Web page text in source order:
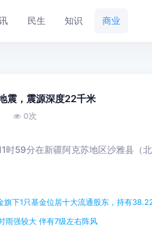
民生 知识 商业
震，震源深度22千米
0次
时59分在新疆阿克苏地区沙雅县（
旗下1只基金位居十大流通股东，持有
雨强较大 伴有7级左右阵风